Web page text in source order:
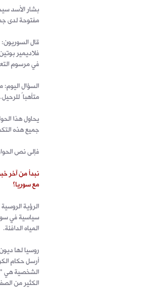
بشار الأسد
مفتوحة لدى
قال
فلاديمير
في مرسوم
السؤال
متأهباً
يحاول هذا
جميع هذه
فإلى نص
نبدأ من آخر
مع سوريا؟
الرؤية
سياسية في
المياه الدافئة.
روسيا لها
أرسل حكام
الشخصية هي
الكثير من